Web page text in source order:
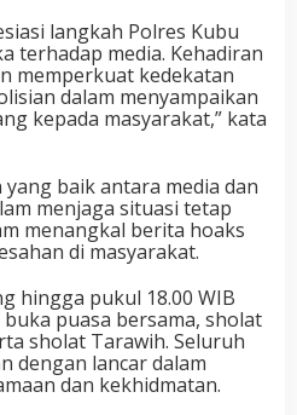
langkah Polres Kubu
terhadap media. Kehadiran
memperkuat kedekatan
dalam menyampaikan
kepada masyarakat,” kata
baik antara media dan
menjaga situasi tetap
menangkal berita hoaks
di masyarakat.
hingga pukul 18.00 WIB
puasa bersama, sholat
sholat Tarawih. Seluruh
dengan lancar dalam
dan kekhidmatan.